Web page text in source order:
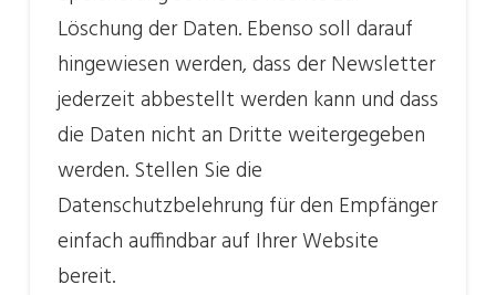
Löschung der Daten. Ebenso soll darauf
hingewiesen werden, dass der Newsletter
jederzeit abbestellt werden kann und dass
die Daten nicht an Dritte weitergegeben
werden. Stellen Sie die
Datenschutzbelehrung für den Empfänger
einfach auffindbar auf Ihrer Website
bereit.